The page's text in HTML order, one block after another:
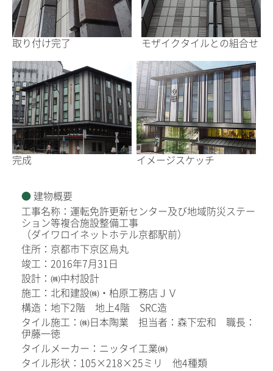
取り付け完了 モザイクタイルとの組合せ
完成 イメージスケッチ
建物概要
工事名称：運転免許更新センター及び地域防災ステー
ション等複合施設整備工事
（ダイワロイネットホテル京都駅前）
住所：京都市下京区烏丸
竣工：2016年7月31日
設計：㈱中村設計
施工：北和建設㈱・柏原工務店ＪＶ
構造：地下2階 地上4階 SRC造
タイル施工：㈱日本陶業 担当者：森下宏和 職長：
伊藤一徳
タイルメーカー：ニッタイ工業㈱
タイル形状：105×218×25ミリ 他4種類